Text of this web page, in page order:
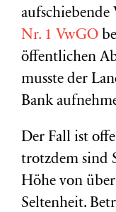
Nr. 1 VwGO
öffentlichen
musste der
Bank
Der Fall ist
trotzdem sind
Höhe von
Seltenheit.